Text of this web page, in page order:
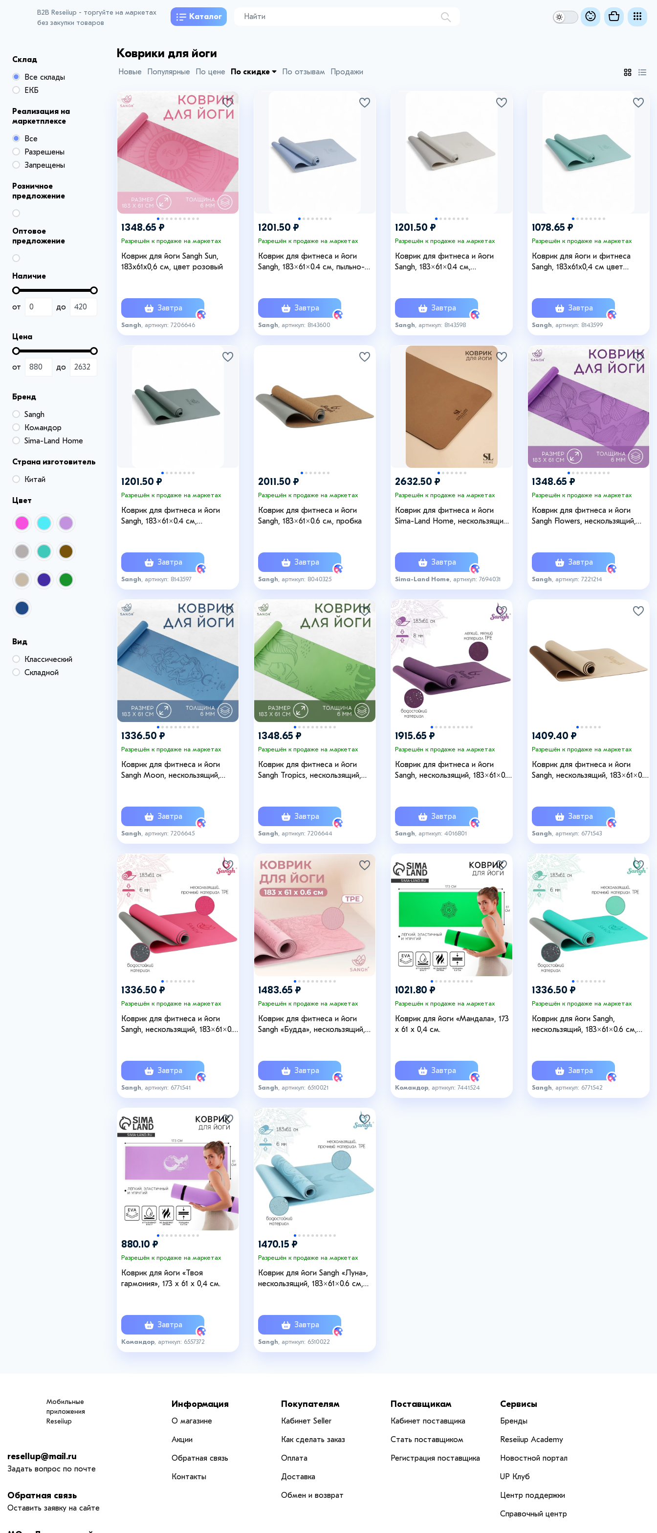
B2B Reseiiup - торгуйте на маркетах
без закупки товаров
Каталог
Склад
Все склады
ЕКБ
Реализация на
маркетплексе
Все
Разрешены
Запрещены
Розничное
предложение
Оптовое
предложение
Наличие
от до
Цена
от до
Бренд
Sangh
Командор
Sima-Land Home
Страна изготовитель
Китай
Цвет
Вид
Классический
Складной
Коврики для йоги
Новые Популярные По цене По скидке По отзывам Продажи
+9
1348.65 ₽
Разрешён к продаже на маркетах
Коврик для йоги Sangh Sun,
183х61х0,6 см, цвет розовый
Завтра
Sangh , артикул: 7206646
1201.50 ₽
Разрешён к продаже на маркетах
Коврик для фитнеса и йоги
Sangh, 183×61×0.4 см, пыльно-
Завтра
Sangh , артикул: 8143600
1201.50 ₽
Разрешён к продаже на маркетах
Коврик для фитнеса и йоги
Sangh, 183×61×0.4 см,
Завтра
Sangh , артикул: 8143598
1078.65 ₽
Разрешён к продаже на маркетах
Коврик для йоги и фитнеса
Sangh, 183х61х0,4 см цвет
Завтра
Sangh , артикул: 8143599
1201.50 ₽
Разрешён к продаже на маркетах
Коврик для фитнеса и йоги
Sangh, 183×61×0.4 см,
Завтра
Sangh , артикул: 8143597
2011.50 ₽
Разрешён к продаже на маркетах
Коврик для фитнеса и йоги
Sangh, 183×61×0.6 см, пробка
Завтра
Sangh , артикул: 8040325
2632.50 ₽
Разрешён к продаже на маркетах
Коврик для фитнеса и йоги
Sima-Land Home, нескользящий,
Завтра
Sima-Land Home , артикул: 7694031
+4
1348.65 ₽
Разрешён к продаже на маркетах
Коврик для фитнеса и йоги
Sangh Flowers, нескользящий,
Завтра
Sangh , артикул: 7221214
+9
1336.50 ₽
Разрешён к продаже на маркетах
Коврик для фитнеса и йоги
Sangh Moon, нескользящий,
Завтра
Sangh , артикул: 7206645
+9
1348.65 ₽
Разрешён к продаже на маркетах
Коврик для фитнеса и йоги
Sangh Tropics, нескользящий,
Завтра
Sangh , артикул: 7206644
1915.65 ₽
Разрешён к продаже на маркетах
Коврик для фитнеса и йоги
Sangh, нескользящий, 183×61×0.8
Завтра
Sangh , артикул: 4016801
1409.40 ₽
Разрешён к продаже на маркетах
Коврик для фитнеса и йоги
Sangh, нескользящий, 183×61×0.6
Завтра
Sangh , артикул: 6771543
1336.50 ₽
Разрешён к продаже на маркетах
Коврик для фитнеса и йоги
Sangh, нескользящий, 183×61×0.6
Завтра
Sangh , артикул: 6771541
+6
1483.65 ₽
Разрешён к продаже на маркетах
Коврик для фитнеса и йоги
Sangh «Будда», нескользящий,
Завтра
Sangh , артикул: 6510021
+1
1021.80 ₽
Разрешён к продаже на маркетах
Коврик для йоги «Мандала», 173
х 61 х 0,4 см.
Завтра
Командор , артикул: 7441524
1336.50 ₽
Разрешён к продаже на маркетах
Коврик для йоги Sangh,
нескользящий, 183×61×0.6 см,
Завтра
Sangh , артикул: 6771542
880.10 ₽
Разрешён к продаже на маркетах
Коврик для йоги «Твоя
гармония», 173 х 61 х 0,4 см.
Завтра
Командор , артикул: 6557372
+11
1470.15 ₽
Разрешён к продаже на маркетах
Коврик для йоги Sangh «Луна»,
нескользящий, 183×61×0.6 см,
Завтра
Sangh , артикул: 6510022
Мобильные
приложения
Reseiiup
resellup@mail.ru
Задать вопрос по почте
Обратная связь
Оставить заявку на сайте
Информация
О магазине
Акции
Обратная связь
Контакты
Покупателям
Кабинет Seller
Как сделать заказ
Оплата
Доставка
Обмен и возврат
Поставщикам
Кабинет поставщика
Стать поставщиком
Регистрация поставщика
Сервисы
Бренды
Reseiiup Аcademy
Новостной портал
UP Клуб
Центр поддержки
Справочный центр